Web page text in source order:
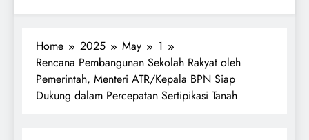
Home 2025 May
1
Rencana Pembangunan Sekolah Rakyat oleh
Pemerintah, Menteri ATR/Kepala BPN Siap
Dukung dalam Percepatan Sertipikasi Tanah